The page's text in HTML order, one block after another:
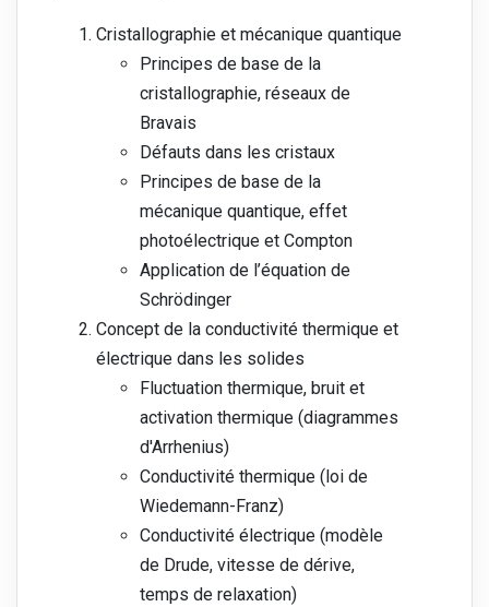
Cristallographie et mécanique quantique
Principes de base de la
cristallographie, réseaux de
Bravais
Défauts dans les cristaux
Principes de base de la
mécanique quantique, effet
photoélectrique et Compton
Application de l’équation de
Schrödinger
Concept de la conductivité thermique et
électrique dans les solides
Fluctuation thermique, bruit et
activation thermique (diagrammes
d'Arrhenius)
Conductivité thermique (loi de
Wiedemann-Franz)
Conductivité électrique (modèle
de Drude, vitesse de dérive,
temps de relaxation)